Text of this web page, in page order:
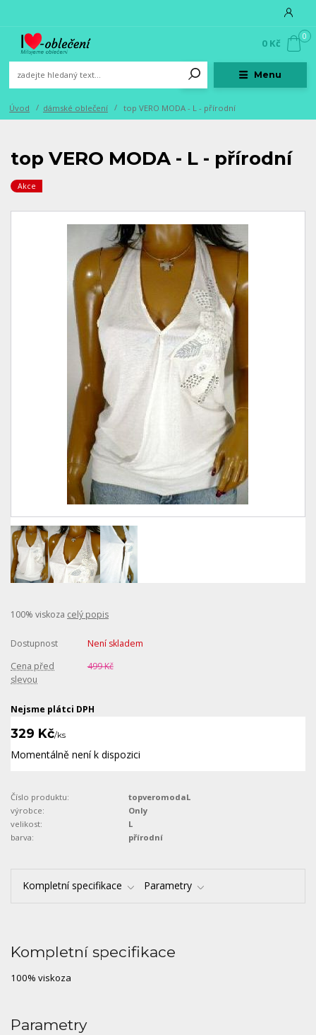
Menu
0
0 Kč
Úvod dámské oblečení top VERO MODA - L - přírodní
top VERO MODA - L - přírodní
Akce
100% viskoza celý popis
Dostupnost
Není skladem
Cena před
slevou
499 Kč
Nejsme plátci DPH
329 Kč/ks
Momentálně není k dispozici
Číslo produktu:
topveromodaL
výrobce:
Only
velikost:
L
barva:
přírodní
Kompletní specifikace Parametry
Kompletní specifikace
100% viskoza
Parametry